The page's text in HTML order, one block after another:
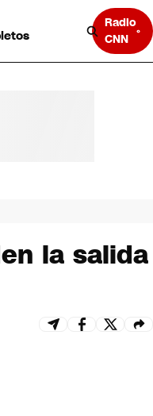
Radio
CNN
la salida